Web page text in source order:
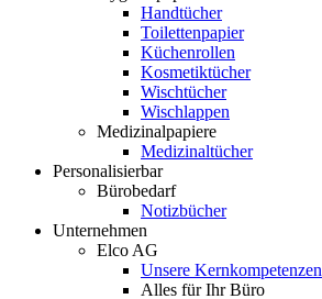
Handtücher
Toilettenpapier
Küchenrollen
Kosmetiktücher
Wischtücher
Wischlappen
Medizinalpapiere
Medizinaltücher
Personalisierbar
Bürobedarf
Notizbücher
Unternehmen
Elco AG
Unsere Kernkompetenzen
Alles für Ihr Büro